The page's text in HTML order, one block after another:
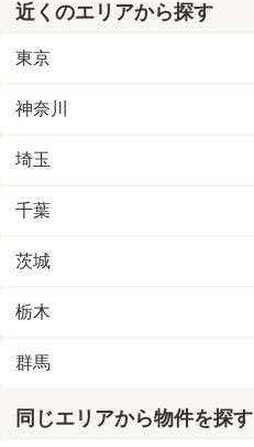
近くのエリアから探す
東京
神奈川
埼玉
千葉
茨城
栃木
群馬
同じエリアから物件を探す